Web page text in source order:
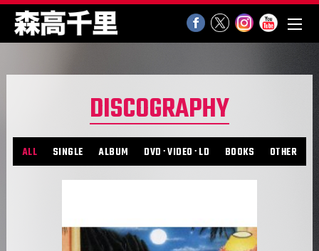
DISCOGRAPHY
ALL SINGLE ALBUM DVD･VIDEO･LD BOOKS OTHER